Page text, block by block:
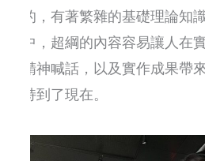
的，有著繁雜的基礎理論知
中，超綱的內容容易讓人在
精神喊話，以及實作成果帶
持到了現在。